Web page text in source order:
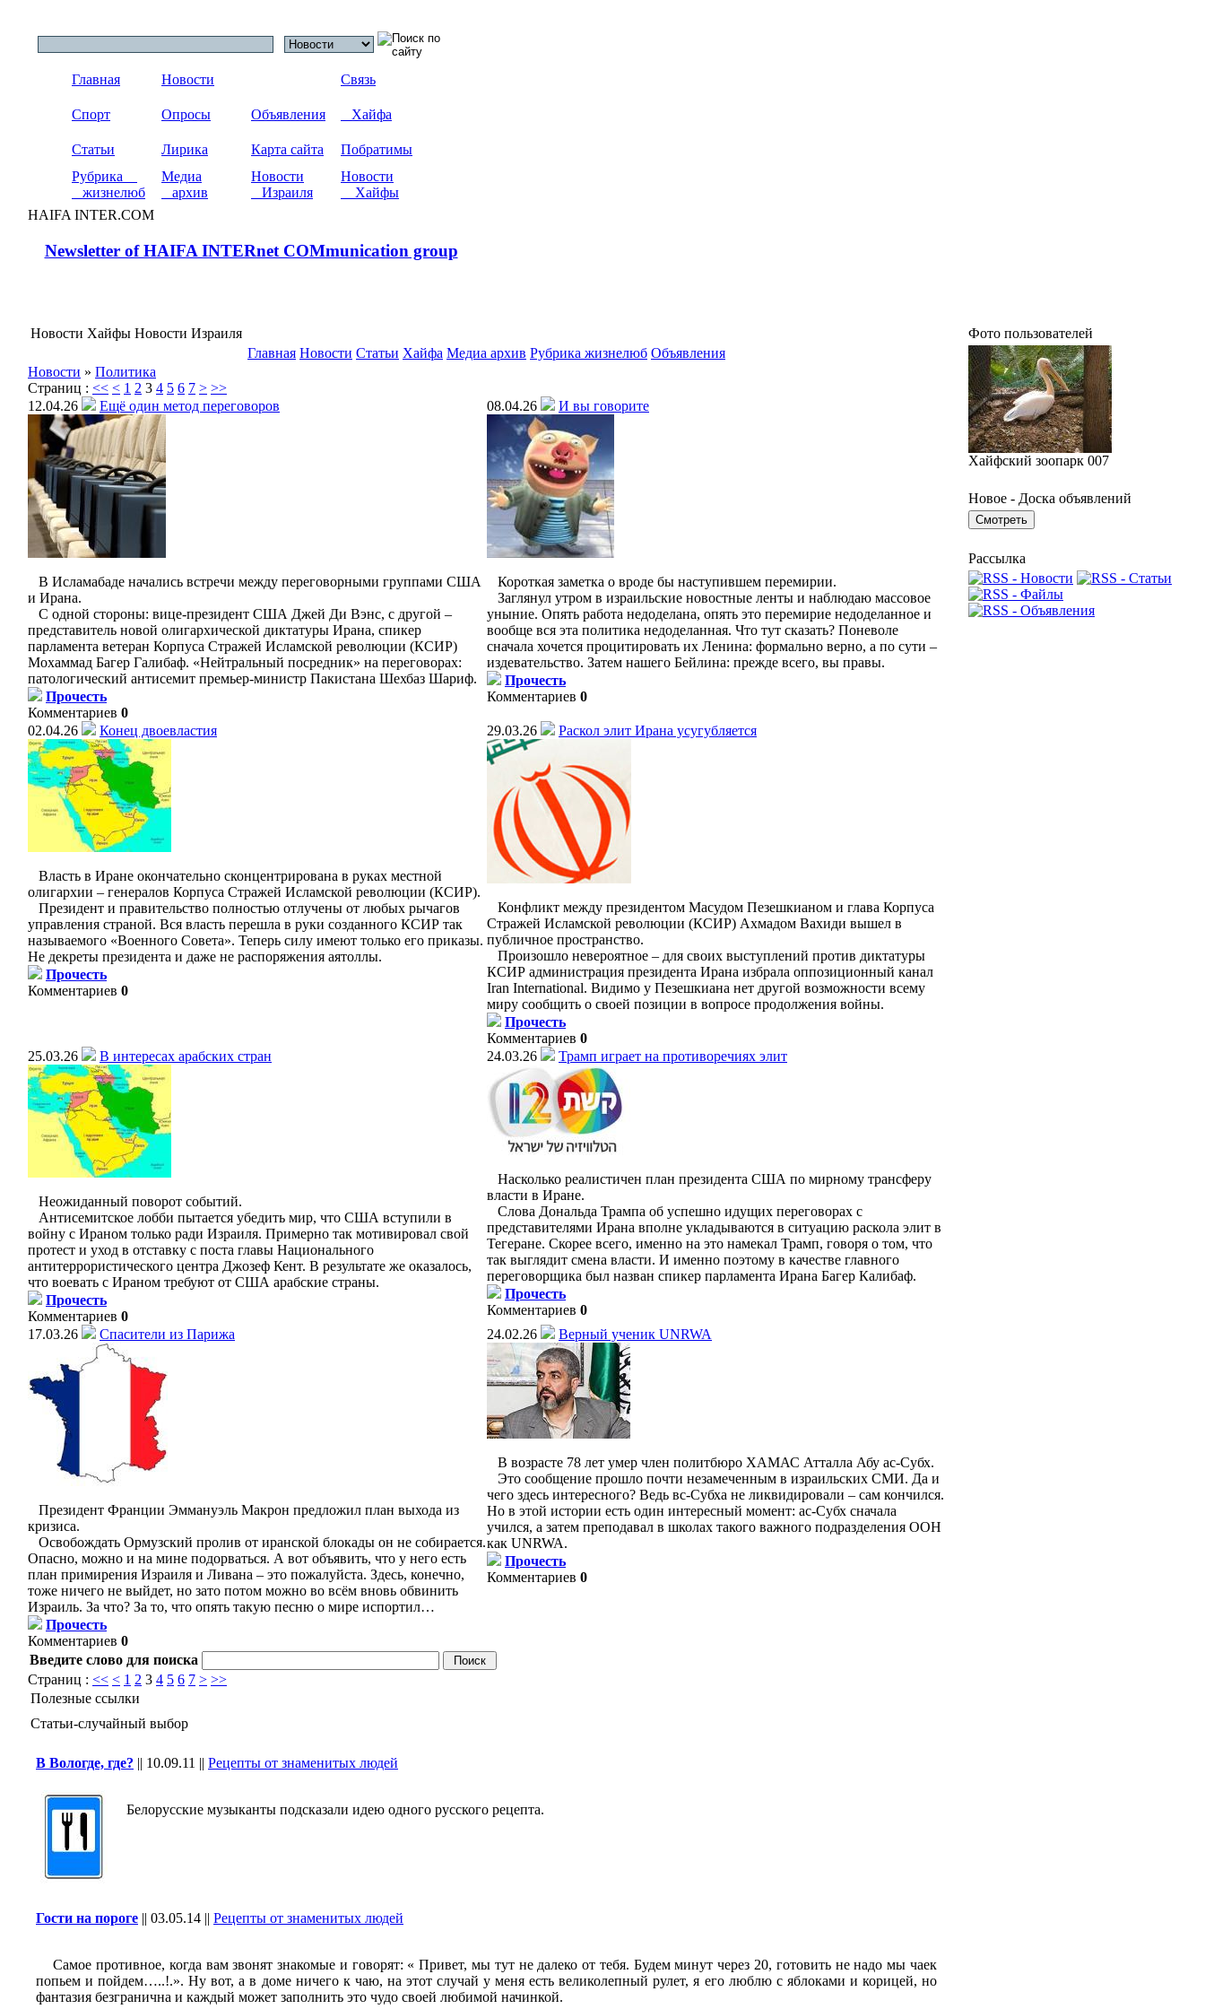
Главная Новости Связь
Спорт Опросы Объявления Хайфа
Статьи Лирика Карта сайта
Побратимы
Рубрика
жизнелюб
Медиа
архив
Новости
Израиля
Новости
Хайфы
HAIFA INTER.COM
Newsletter of HAIFA INTERnet COMmunication group
Новости Хайфы Новости Израиля
Главная Новости Статьи Хайфа Медиа архив Рубрика жизнелюб Объявления
Новости » Политика
Страниц : << < 1 2 3 4 5 6 7 > >>
12.04.26
Ещё один метод переговоров
В Исламабаде начались встречи между переговорными группами США
и Ирана.
С одной стороны: вице-президент США Джей Ди Вэнс, с другой –
представитель новой олигархической диктатуры Ирана, спикер
парламента ветеран Корпуса Стражей Исламской революции (КСИР)
Мохаммад Багер Галибаф. «Нейтральный посредник» на переговорах:
патологический антисемит премьер-министр Пакистана Шехбаз Шариф.
Прочесть
Комментариев 0
08.04.26 И вы говорите
Короткая заметка о вроде бы наступившем перемирии.
Заглянул утром в израильские новостные ленты и наблюдаю массовое
уныние. Опять работа недоделана, опять это перемирие недоделанное и
вообще вся эта политика недоделанная. Что тут сказать? Поневоле
сначала хочется процитировать их Ленина: формально верно, а по сути –
издевательство. Затем нашего Бейлина: прежде всего, вы правы.
Прочесть
Комментариев 0
02.04.26 Конец двоевластия
Власть в Иране окончательно сконцентрирована в руках местной
олигархии – генералов Корпуса Стражей Исламской революции (КСИР).
Президент и правительство полностью отлучены от любых рычагов
управления страной. Вся власть перешла в руки созданного КСИР так
называемого «Военного Совета». Теперь силу имеют только его приказы.
Не декреты президента и даже не распоряжения аятоллы.
Прочесть
Комментариев 0
29.03.26 Раскол элит Ирана усугубляется
Конфликт между президентом Масудом Пезешкианом и глава Корпуса
Стражей Исламской революции (КСИР) Ахмадом Вахиди вышел в
публичное пространство.
Произошло невероятное – для своих выступлений против диктатуры
КСИР администрация президента Ирана избрала оппозиционный канал
Iran International. Видимо у Пезешкиана нет другой возможности всему
миру сообщить о своей позиции в вопросе продолжения войны.
Прочесть
Комментариев 0
25.03.26
В интересах арабских стран
Неожиданный поворот событий.
Антисемитское лобби пытается убедить мир, что США вступили в
войну с Ираном только ради Израиля. Примерно так мотивировал свой
протест и уход в отставку с поста главы Национального
антитеррористического центра Джозеф Кент. В результате же оказалось,
что воевать с Ираном требуют от США арабские страны.
Прочесть
Комментариев 0
24.03.26 Трамп играет на противоречиях элит
Насколько реалистичен план президента США по мирному трансферу
власти в Иране.
Слова Дональда Трампа об успешно идущих переговорах с
представителями Ирана вполне укладываются в ситуацию раскола элит в
Тегеране. Скорее всего, именно на это намекал Трамп, говоря о том, что
так выглядит смена власти. И именно поэтому в качестве главного
переговорщика был назван спикер парламента Ирана Багер Калибаф.
Прочесть
Комментариев 0
17.03.26
Спасители из Парижа
Президент Франции Эммануэль Макрон предложил план выхода из
кризиса.
Освобождать Ормузский пролив от иранской блокады он не собирается.
Опасно, можно и на мине подорваться. А вот объявить, что у него есть
план примирения Израиля и Ливана – это пожалуйста. Здесь, конечно,
тоже ничего не выйдет, но зато потом можно во всём вновь обвинить
Израиль. За что? За то, что опять такую песню о мире испортил…
Прочесть
Комментариев 0
24.02.26 Верный ученик UNRWA
В возрасте 78 лет умер член политбюро ХАМАС Атталла Абу ас-Субх.
Это сообщение прошло почти незамеченным в израильских СМИ. Да и
чего здесь интересного? Ведь вс-Субха не ликвидировали – сам кончился.
Но в этой истории есть один интересный момент: ас-Субх сначала
учился, а затем преподавал в школах такого важного подразделения ООН
как UNRWA.
Прочесть
Комментариев 0
Введите слово для поиска
Страниц : << < 1 2 3 4 5 6 7 > >>
Полезные ссылки
Статьи-случайный выбор
В Вологде, где? || 10.09.11 || Рецепты от знаменитых людей
Белорусские музыканты подсказали идею одного русского рецепта.
Гости на пороге || 03.05.14 || Рецепты от знаменитых людей
Самое противное, когда вам звонят знакомые и говорят: « Привет, мы тут не далеко от тебя. Будем минут через 20, готовить не надо мы чаек
попьем и пойдем…..!.». Ну вот, а в доме ничего к чаю, на этот случай у меня есть великолепный рулет, я его люблю с яблоками и корицей, но
фантазия безгранична и каждый может заполнить это чудо своей любимой начинкой.
Фото пользователей
Хайфский зоопарк 007
Новое - Доска объявлений
Рассылка